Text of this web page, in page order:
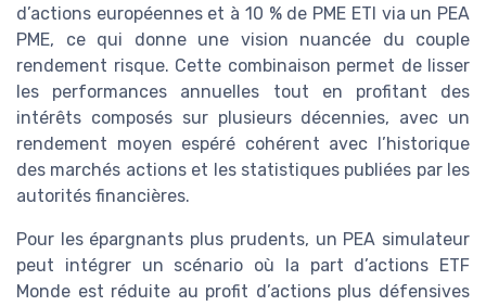
d’actions européennes et à 10 % de PME ETI via un PEA
PME, ce qui donne une vision nuancée du couple
rendement risque. Cette combinaison permet de lisser
les performances annuelles tout en profitant des
intérêts composés sur plusieurs décennies, avec un
rendement moyen espéré cohérent avec l’historique
des marchés actions et les statistiques publiées par les
autorités financières.
Pour les épargnants plus prudents, un PEA simulateur
peut intégrer un scénario où la part d’actions ETF
Monde est réduite au profit d’actions plus défensives